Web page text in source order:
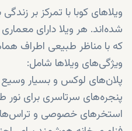
ویلاهای کوبا با تمرکز بر
شده‌اند. هر ویلا دارای
که با مناظر طبیعی اطراف
ویژگی‌های ویلاها شامل:
پلان‌های لوکس و بسیار
پنجره‌های سرتاسری برای نور
استخرهای خصوصی و